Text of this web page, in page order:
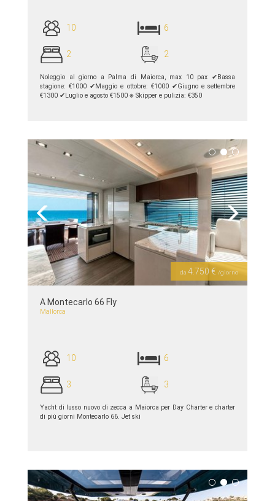
10 6
2 2
Noleggio al giorno a Palma di Maiorca, max 10 pax ✔︎Bassa
stagione: €1000 ✔︎Maggio e ottobre: ​​€1000 ✔︎Giugno e settembre
€1300 ✔︎Luglio e agosto €1500 ⎈ Skipper e pulizia: €350
piú dettagli >>
Previous
da 4.750 € /giorno
A Montecarlo 66 Fly
Mallorca
10 6
3 3
Yacht di lusso nuovo di zecca a Maiorca per Day Charter e charter
di più giorni Montecarlo 66. Jet ski
piú dettagli >>